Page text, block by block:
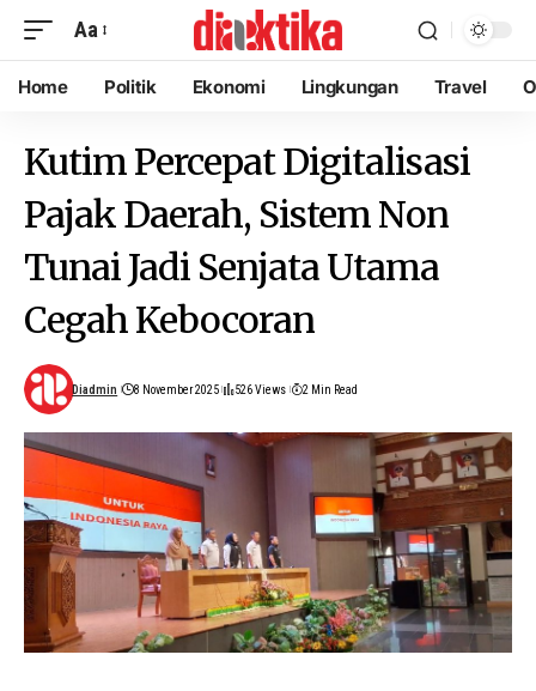
Aa
Home Politik Ekonomi Lingkungan Travel
Kutim Percepat Digitalisasi
Pajak Daerah, Sistem Non
Tunai Jadi Senjata Utama
Cegah Kebocoran
Diadmin 8 November 2025 526 Views 2 Min Read